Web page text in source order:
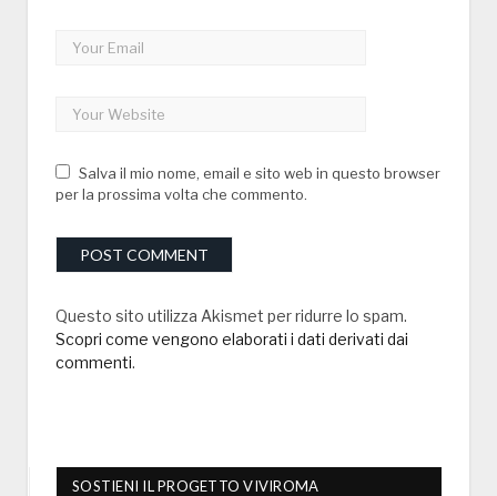
Salva il mio nome, email e sito web in questo browser
per la prossima volta che commento.
Questo sito utilizza Akismet per ridurre lo spam.
Scopri come vengono elaborati i dati derivati dai
commenti.
SOSTIENI IL PROGETTO VIVIROMA